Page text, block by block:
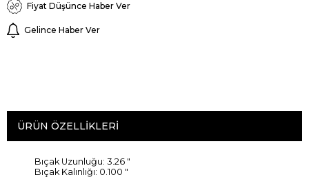
Fiyat Düşünce Haber Ver
Gelince Haber Ver
ÜRÜN ÖZELLIKLERI
Bıçak Uzunluğu: 3.26 "
Bıçak Kalınlığı: 0.100 "